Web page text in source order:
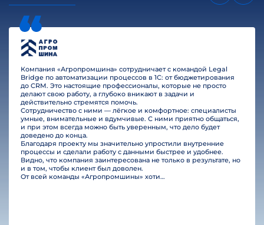
Компания «Агропромшина» сотрудничает с командой Legal
Bridge по автоматизации процессов в 1С: от бюджетирования
до CRM. Это настоящие профессионалы, которые не просто
делают свою работу, а глубоко вникают в задачи и
действительно стремятся помочь.
Сотрудничество с ними — лёгкое и комфортное: специалисты
умные, внимательные и вдумчивые. С ними приятно общаться,
и при этом всегда можно быть уверенным, что дело будет
доведено до конца.
Благодаря проекту мы значительно упростили внутренние
процессы и сделали работу с данными быстрее и удобнее.
Видно, что компания заинтересована не только в результате, но
и в том, чтобы клиент был доволен.
От всей команды «Агропромшины» хотим поблагодарить специалистов Legal Bridge за отличную работу и человеческое отношение.…